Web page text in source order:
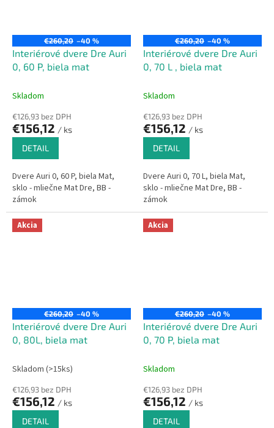
€260,20 –40 %
Interiérové dvere Dre Auri
0, 60 P, biela mat
Skladom
€126,93 bez DPH
€156,12 / ks
DETAIL
Dvere Auri 0, 60 P, biela Mat,
sklo - mliečne Mat Dre, BB -
zámok
€260,20 –40 %
Interiérové dvere Dre Auri
0, 70 L , biela mat
Skladom
€126,93 bez DPH
€156,12 / ks
DETAIL
Dvere Auri 0, 70 L, biela Mat,
sklo - mliečne Mat Dre, BB -
zámok
Akcia
€260,20 –40 %
Interiérové dvere Dre Auri
0, 80L, biela mat
Skladom (>15ks)
€126,93 bez DPH
€156,12 / ks
DETAIL
Akcia
€260,20 –40 %
Interiérové dvere Dre Auri
0, 70 P, biela mat
Skladom
€126,93 bez DPH
€156,12 / ks
DETAIL